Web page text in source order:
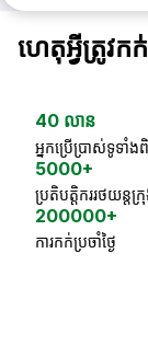
ហេតុអ្វីត្រូវ
40 លាន
អ្នកប្រើប្រាស់ទូទាំ
5000+
ប្រតិបត្តិកររថយន្តក្
200000+
ការកក់ប្រចាំថ្ងៃ